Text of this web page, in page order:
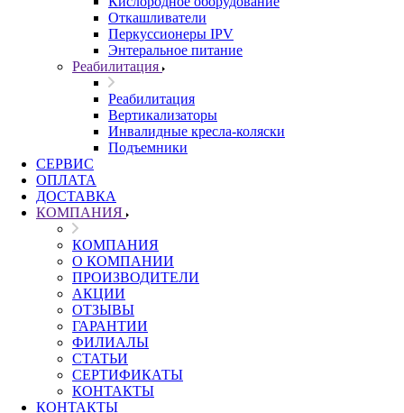
Откашливатели
Перкуссионеры IPV
Энтеральное питание
Реабилитация
Реабилитация
Вертикализаторы
Инвалидные кресла-коляски
Подъемники
СЕРВИС
ОПЛАТА
ДОСТАВКА
КОМПАНИЯ
КОМПАНИЯ
О КОМПАНИИ
ПРОИЗВОДИТЕЛИ
АКЦИИ
ОТЗЫВЫ
ГАРАНТИИ
ФИЛИАЛЫ
СТАТЬИ
СЕРТИФИКАТЫ
КОНТАКТЫ
КОНТАКТЫ